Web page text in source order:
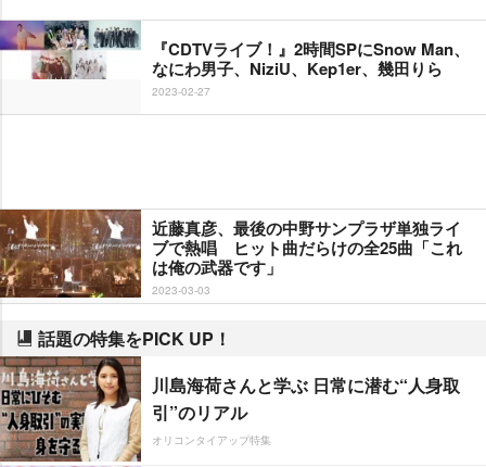
『CDTVライブ！』2時間SPにSnow Man、
なにわ男子、NiziU、Kep1er、幾田りら
2023-02-27
近藤真彦、最後の中野サンプラザ単独ライ
ブで熱唱 ヒット曲だらけの全25曲「これ
は俺の武器です」
2023-03-03
話題の特集をPICK UP！
川島海荷さんと学ぶ 日常に潜む“人身取
引”のリアル
オリコンタイアップ特集